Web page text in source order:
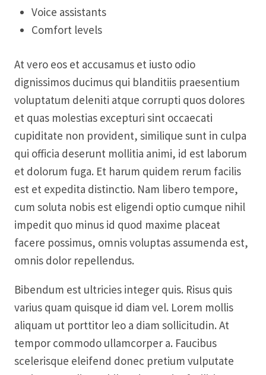
Voice assistants
Comfort levels
At vero eos et accusamus et iusto odio
dignissimos ducimus qui blanditiis praesentium
voluptatum deleniti atque corrupti quos dolores
et quas molestias excepturi sint occaecati
cupiditate non provident, similique sunt in culpa
qui officia deserunt mollitia animi, id est laborum
et dolorum fuga. Et harum quidem rerum facilis
est et expedita distinctio. Nam libero tempore,
cum soluta nobis est eligendi optio cumque nihil
impedit quo minus id quod maxime placeat
facere possimus, omnis voluptas assumenda est,
omnis dolor repellendus.
Bibendum est ultricies integer quis. Risus quis
varius quam quisque id diam vel. Lorem mollis
aliquam ut porttitor leo a diam sollicitudin. At
tempor commodo ullamcorper a. Faucibus
scelerisque eleifend donec pretium vulputate